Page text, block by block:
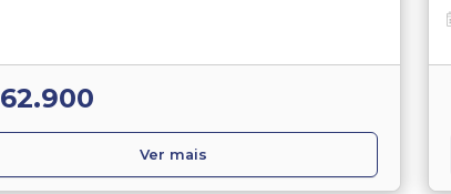
62.900
Ver mais